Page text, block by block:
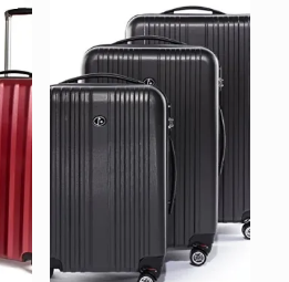
los